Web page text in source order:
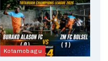
Kotamobagu